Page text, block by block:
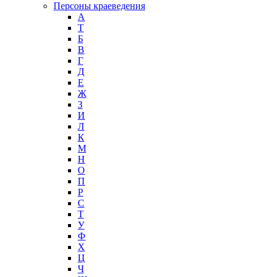
Персоны краеведения
А
T
Б
В
Г
Д
Е
Ж
З
И
Л
К
М
Н
О
П
Р
С
Т
У
Ф
Х
Ц
Ч